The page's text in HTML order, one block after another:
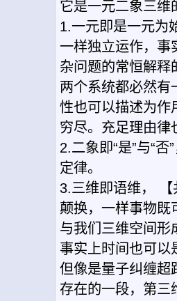
它是一元二象三维
1.一元即是一元为
一样独立运作，事
杂问题的常恒解释
两个系统都必然有
性也可以描述为作
穷尽。充足理由律
2.二象即“是”与“
定律。
3.三维即语维，
颠换，一样事物既
与我们三维空间形
事实上时间也可以
但像是量子纠缠超
存在的一段，第三